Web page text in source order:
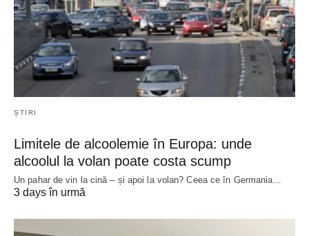
ȘTIRI
Limitele de alcoolemie în Europa: unde
alcoolul la volan poate costa scump
Un pahar de vin la cină – și apoi la volan? Ceea ce în Germania…
3 days în urmă